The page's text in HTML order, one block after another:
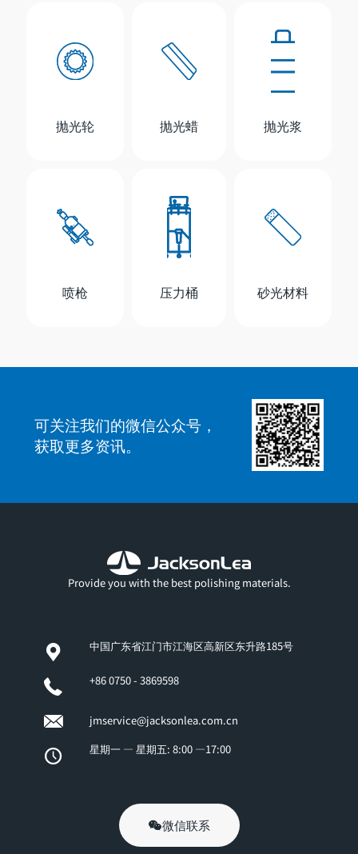
抛光轮 抛光蜡 抛光浆
喷枪 压力桶 砂光材料
可关注我们的微信公众号，
获取更多资讯。
Provide you with the best polishing materials.
中国广东省江门市江海区高新区东升路185号
+86 0750 - 3869598
jmservice@jacksonlea.com.cn
星期一 — 星期五: 8:00 —17:00
微信联系